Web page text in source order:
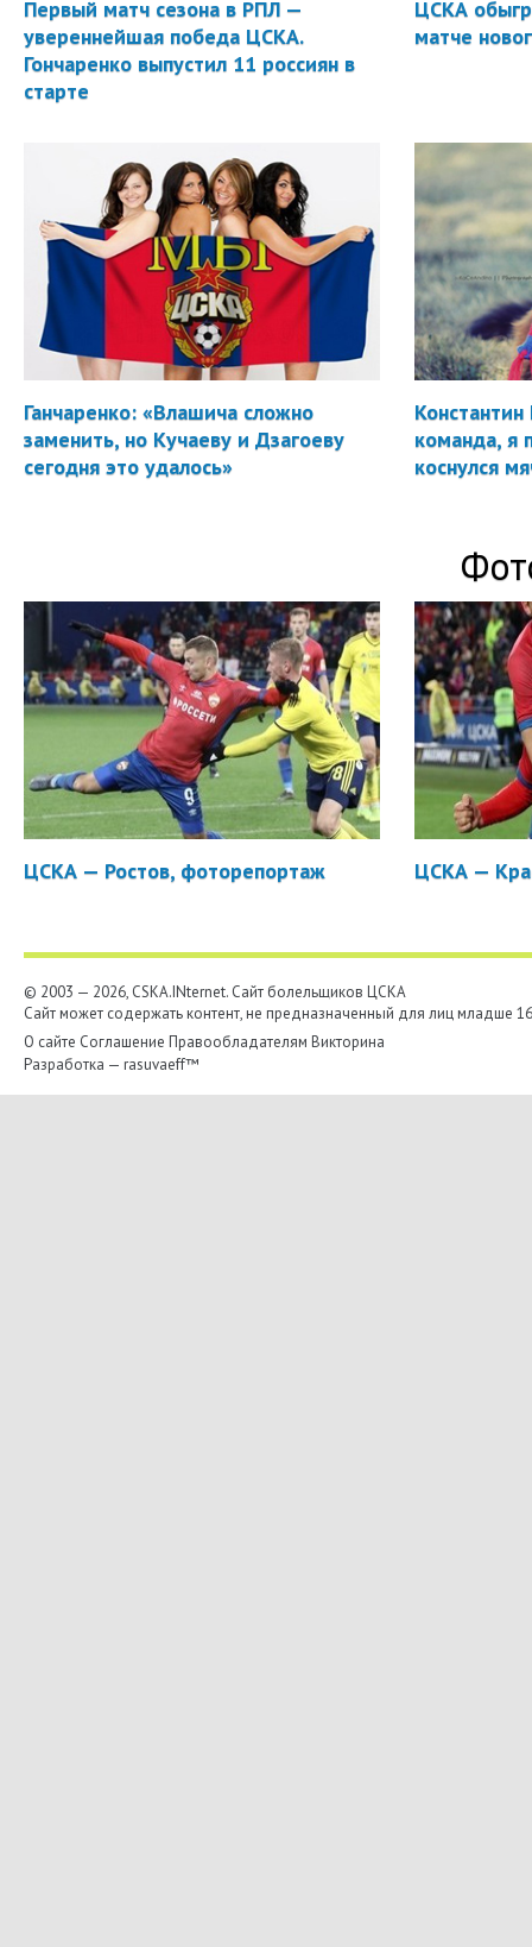
Первый матч сезона в РПЛ —
увереннейшая победа ЦСКА.
Гончаренко выпустил 11 россиян в
старте
ЦСКА
матче
Ганчаренко: «Влашича сложно
заменить, но Кучаеву и Дзагоеву
сегодня это удалось»
Константин
команда, я
коснулся
ЦСКА — Ростов, фоторепортаж ЦСКА —
© 2003 — 2026, CSKA.INternet. Cайт болельщиков ЦСКА
Сайт может содержать контент, не предназначенный для лиц младше
О сайте Соглашение Правообладателям Викторина
Разработка — rasuvaeff™